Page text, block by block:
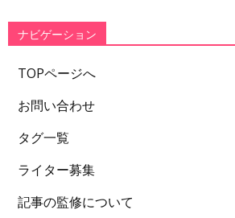
ー
ナビゲーション
TOPページへ
お問い合わせ
タグ一覧
ライター募集
記事の監修について